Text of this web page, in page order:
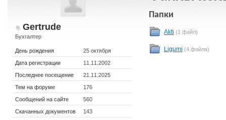
Gertrude
Бухгалтер
День рождения
25 октября
Дата регистрации
11.11.2002
Последнее посещение
21.11.2025
Тем на форуме
176
Сообщений на сайте
560
Скачанных документов
143
Папки
Akti (1 файл)
Ligumi (4 файла)